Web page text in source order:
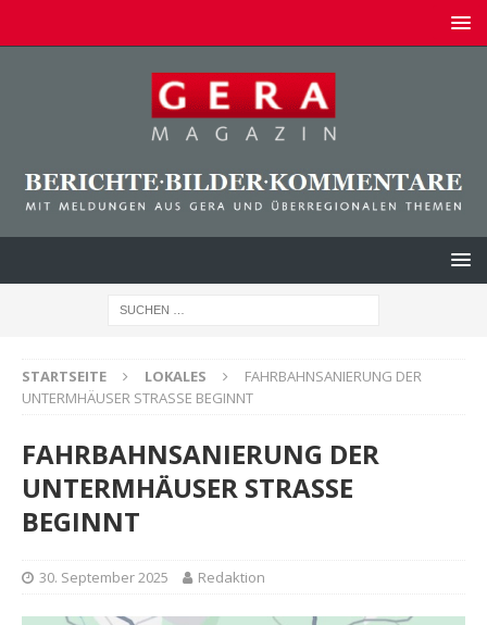
STARTSEITE LOKALES
FAHRBAHNSANIERUNG DER
UNTERMHÄUSER STRASSE BEGINNT
FAHRBAHNSANIERUNG DER
UNTERMHÄUSER STRASSE
BEGINNT
30. September 2025 Redaktion